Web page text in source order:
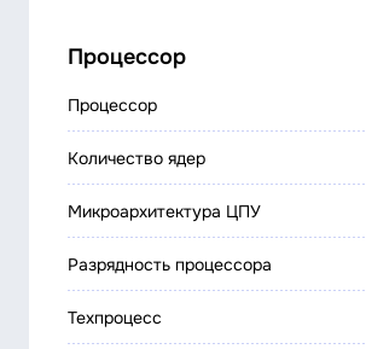
Процессор
Процессор
Количество ядер
Микроархитектура ЦПУ
Разрядность процессора
Техпроцесс